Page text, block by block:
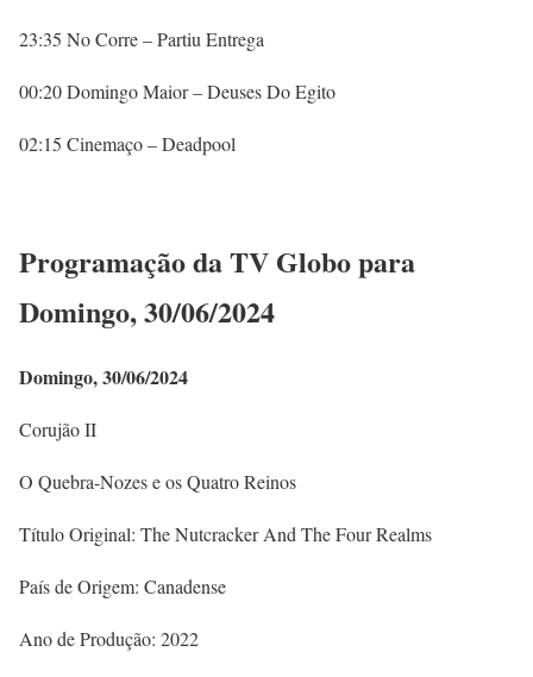
23:35 No Corre – Partiu Entrega
00:20 Domingo Maior – Deuses Do Egito
02:15 Cinemaço – Deadpool
Programação da TV Globo para
Domingo, 30/06/2024
Domingo, 30/06/2024
Corujão II
O Quebra-Nozes e os Quatro Reinos
Título Original: The Nutcracker And The Four Realms
País de Origem: Canadense
Ano de Produção: 2022